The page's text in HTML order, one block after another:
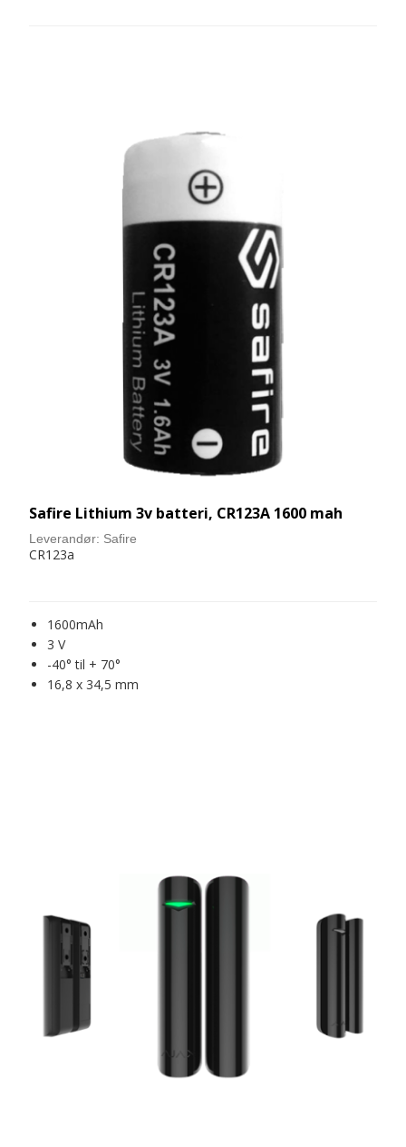
Safire Lithium 3v batteri, CR123A 1600 mah
Leverandør: Safire
CR123a
1600mAh
3 V
-40° til + 70°
16,8 x 34,5 mm